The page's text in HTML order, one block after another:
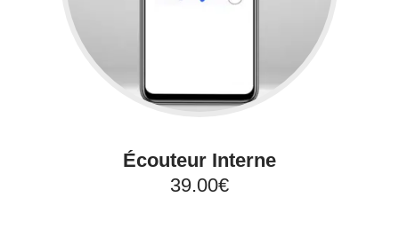
Écouteur Interne
39.00€